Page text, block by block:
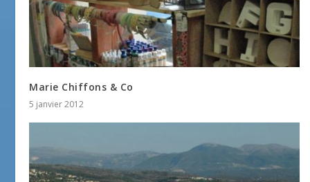
Marie Chiffons & Co
5 janvier 2012